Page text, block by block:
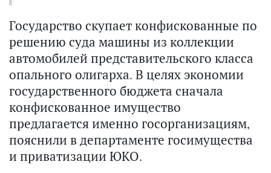
Государство скупает конфискованные по
решению суда машины из коллекции
автомобилей представительского класса
опального олигарха. В целях экономии
государственного бюджета сначала
конфискованное имущество
предлагается именно госорганизациям,
пояснили в департаменте госимущества
и приватизации ЮКО.